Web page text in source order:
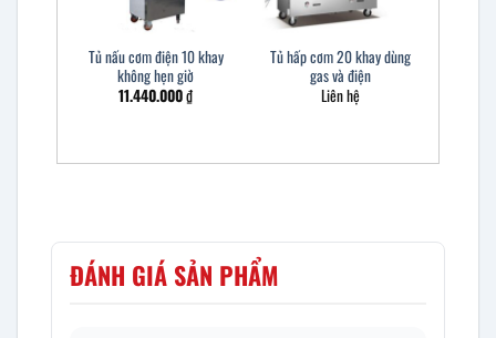
Tủ nấu cơm điện 10 khay
không hẹn giờ
11.440.000₫
Tủ hấp cơm 20 khay dùng
gas và điện
Liên hệ
ĐÁNH GIÁ SẢN PHẨM